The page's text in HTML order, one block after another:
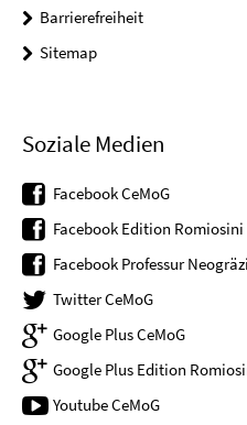
Barrierefreiheit
Sitemap
Soziale Medien
Facebook CeMoG
Facebook Edition Romiosini
Facebook Professur
Twitter CeMoG
Google Plus CeMoG
Google Plus Edition
Youtube CeMoG